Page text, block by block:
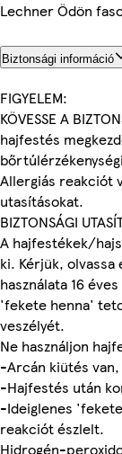
Lechner Ödön
Biztonsági információ
FIGYELEM:
KÖVESSE A
hajfestés
Allergiás reakciót
utasításokat.
BIZTONSÁGI
A hajfestékek/
ki. Kérjük,
használata 16
'fekete henna'
veszélyét.
Ne használjon
-Arcán kiütés
-Hajfestés után
-Ideiglenes
reakciót észlelt.
Hidrogén-